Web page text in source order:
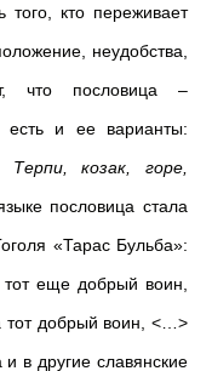
того, кто переживает
неудобства,
что пословица –
есть и ее варианты:
Терпи, козак, горе,
пословица стала
«Тарас Бульба»:
еще добрый воин,
тот добрый воин, <…>
в другие славянские